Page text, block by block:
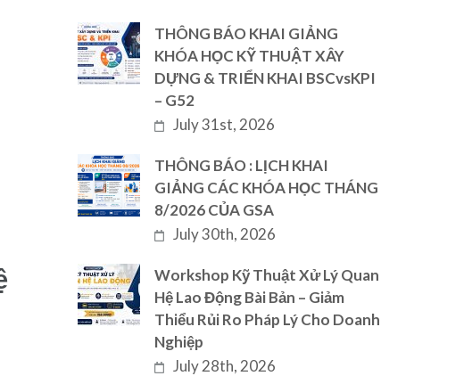
THÔNG BÁO KHAI GIẢNG
KHÓA HỌC KỸ THUẬT XÂY
DỰNG & TRIỂN KHAI BSCvsKPI
– G52
July 31st, 2026
THÔNG BÁO : LỊCH KHAI
GIẢNG CÁC KHÓA HỌC THÁNG
8/2026 CỦA GSA
July 30th, 2026
Workshop Kỹ Thuật Xử Lý Quan
Hệ Lao Động Bài Bản – Giảm
Thiểu Rủi Ro Pháp Lý Cho Doanh
Nghiệp
July 28th, 2026